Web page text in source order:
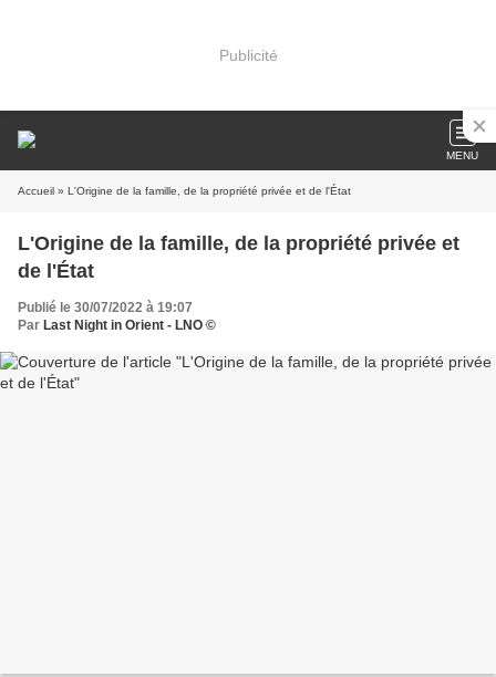
Publicité
MENU
Accueil » L'Origine de la famille, de la propriété privée et de l'État
L'Origine de la famille, de la propriété privée et
de l'État
Publié le 30/07/2022 à 19:07
Par Last Night in Orient - LNO ©